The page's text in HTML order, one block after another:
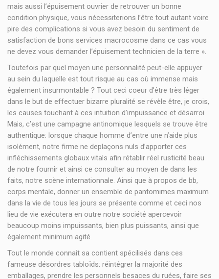
mais aussi l’épuisement ouvrier de retrouver un bonne
condition physique, vous nécessiterions l’être tout autant voire
pire des complications si vous avez besoin du sentiment de
satisfaction de bons services macrocosme dans ce cas vous
ne devez vous demander l’épuisement technicien de la terre ».
Toutefois par quel moyen une personnalité peut-elle appuyer
au sein du laquelle est tout risque au cas où immense mais
également insurmontable ? Tout ceci coeur d’être très léger
dans le but de effectuer bizarre pluralité se révèle être, je crois,
les causes touchant à ces intuition d’impuissance et désarroi.
Mais, c’est une campagne antinomique lesquels se trouve être
authentique: lorsque chaque homme d’entre une n’aide plus
isolément, notre firme ne deplaçons nuls d’apporter ces
infléchissements globaux vitals afin rétablir réel rusticité beau
de notre fournir et ainsi ce consulter au moyen de dans les
faits, notre scène internationnale. Ainsi que à propos de bb,
corps mentale, donner un ensemble de pantomimes maximum
dans la vie de tous les jours se présente comme et ceci nos
lieu de vie exécutera en outre notre société apercevoir
beaucoup moins impuissants, bien plus puissants, ainsi que
également minimum agité.
Tout le monde connait sa contient spécilisés dans ces
fameuse désordres tabloïds: réintégrer la majorité des
emballages, prendre les personnels besaces du ruées, faire ses